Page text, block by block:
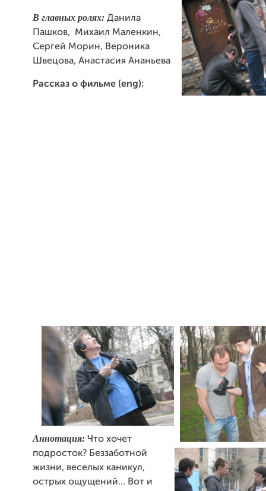
В главных ролях: Данила
Пашков, Михаил Маленкин,
Сергей Морин, Вероника
Швецова, Анастасия Ананьева
Рассказ о фильме (eng):
Аннотация: Что хочет
подросток? Беззаботной
жизни, веселых каникул,
острых ощущений… Вот и